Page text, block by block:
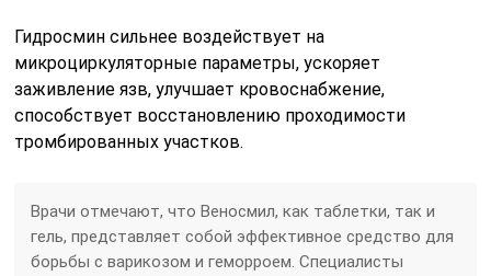
Гидросмин сильнее воздействует на
микроциркуляторные параметры, ускоряет
заживление язв, улучшает кровоснабжение,
способствует восстановлению проходимости
тромбированных участков.
Врачи отмечают, что Веносмил, как таблетки, так и
гель, представляет собой эффективное средство для
борьбы с варикозом и геморроем. Специалисты